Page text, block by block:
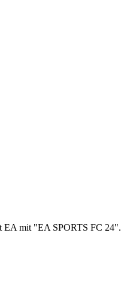
EA mit "EA SPORTS FC 24".